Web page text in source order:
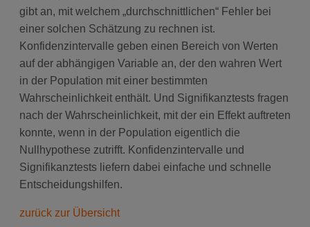
gibt an, mit welchem „durchschnittlichen“ Fehler bei
einer solchen Schätzung zu rechnen ist.
Konfidenzintervalle geben einen Bereich von Werten
auf der abhängigen Variable an, der den wahren Wert
in der Population mit einer bestimmten
Wahrscheinlichkeit enthält. Und Signifikanztests fragen
nach der Wahrscheinlichkeit, mit der ein Effekt auftreten
konnte, wenn in der Population eigentlich die
Nullhypothese zutrifft. Konfidenzintervalle und
Signifikanztests liefern dabei einfache und schnelle
Entscheidungshilfen.
zurück zur Übersicht